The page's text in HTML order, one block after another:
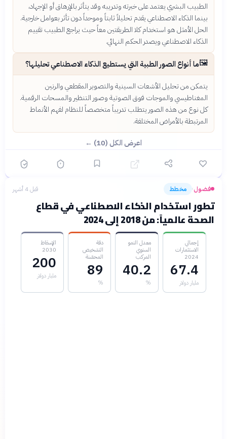
الطبيب البشري يعتمد على خبرته وتدريبه وقد يتأثر بالإرهاق أو الإجهاد،
بينما الذكاء الاصطناعي يقدم تحليلاً ثابتاً وموحداً دون تأثر بعوامل خارجية.
الحل الأمثل هو استخدام كلا الطريقتين معاً حيث يراجع الطبيب تقييم
الذكاء الاصطناعي ويصدر الحكم النهائي.
🖼️ما أنواع الصور الطبية التي يستطيع الذكاء الاصطناعي تحليلها؟
يتمكن من تحليل الأشعات السينية والتصوير المقطعي والرنين
المغناطيسي والموجات فوق الصوتية وصور التنظير والمسحات الرقمية.
كل نوع من هذه الصور يتطلب تدريباً متخصصاً للنظام لفهم الأنماط
المرتبطة بالأمراض المختلفة.
اعرض الكل (10) ←
فضول› مخطط قبل 4 أشهر
تطور استخدام الذكاء الاصطناعي في قطاع
الصحة عالمياً: من 2018 إلى 2024
إجمالي
الاستثمارات
2024
67.4
مليار دولار
معدل النمو
السنوي
المركب
40.2
%
دقة
التشخيص
المحسّنة
89
%
الإسقاط
2030
200
مليار دولار